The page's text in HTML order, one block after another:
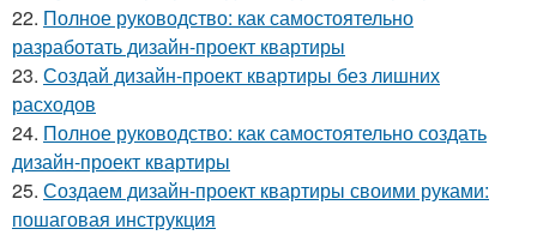
22. Полное руководство: как самостоятельно
разработать дизайн-проект квартиры
23. Создай дизайн-проект квартиры без лишних
расходов
24. Полное руководство: как самостоятельно создать
дизайн-проект квартиры
25. Создаем дизайн-проект квартиры своими руками:
пошаговая инструкция